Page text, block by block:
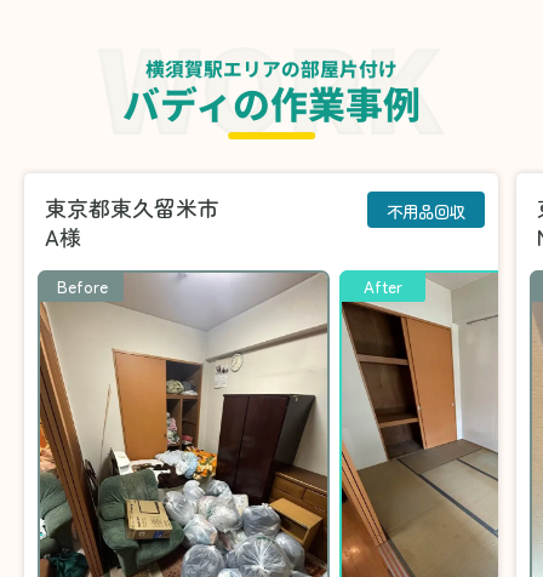
横須賀駅エリアの部屋片付け
バディの作業事例
東京都東久留米市
A様
不用品回収
Before After